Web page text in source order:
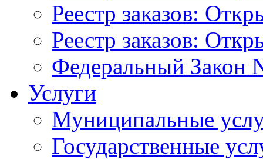
Реестр заказов:
Реестр заказов:
Федеральный Закон
Услуги
Муниципальные
Государственные